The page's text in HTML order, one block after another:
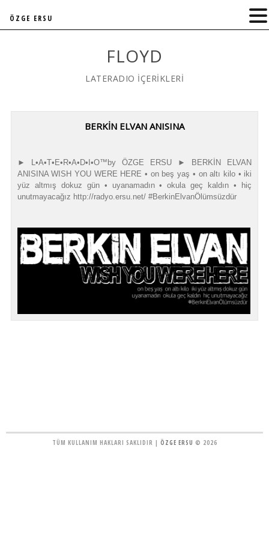
FLOYD
LATERADIO İÇERİKLERİ
BERKIN ELVAN ANISINA
► L•A•T•E•R•A•D•I•O™by ÖZGE ERSU ► BERKİN ELVAN
ANISINA WISH YOU WERE HERE • on beş yaş • on altı kilo • iki
yüz altmış dokuz gün • uyanamadın • okula geç kaldın • hiç
unutmayacağız http://radyo.ersu.net/ #BerkinElvanÖlümsüzdür
TÜM KULLANIM HAKLARI SAKLIDIR | ÖZGE ERSU © 2026
ÖZGE ERSU